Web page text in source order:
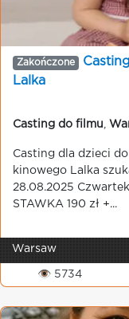
Zakończone
Lalka
Casting do filmu
Casting dla dzieci
kinowego Lalka
28.08.2025
STAWKA 190 zł +...
Warsaw
👁 5734